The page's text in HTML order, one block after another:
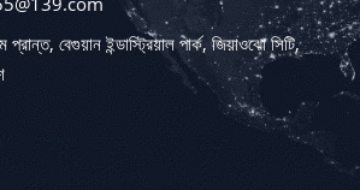
প্রান্ত, বেগুয়ান ইন্ডাস্ট্রিয়াল পার্ক, জিয়াওঝো সিটি,